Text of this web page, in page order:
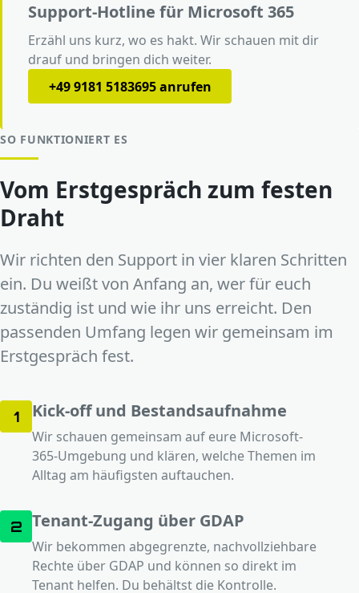
Support-Hotline für Microsoft 365
Erzähl uns kurz, wo es hakt. Wir schauen mit dir
drauf und bringen dich weiter.
+49 9181 5183695 anrufen
SO FUNKTIONIERT ES
Vom Erstgespräch zum festen
Draht
Wir richten den Support in vier klaren Schritten
ein. Du weißt von Anfang an, wer für euch
zuständig ist und wie ihr uns erreicht. Den
passenden Umfang legen wir gemeinsam im
Erstgespräch fest.
1 Kick-off und Bestandsaufnahme
Wir schauen gemeinsam auf eure Microsoft-
365-Umgebung und klären, welche Themen im
Alltag am häufigsten auftauchen.
2 Tenant-Zugang über GDAP
Wir bekommen abgegrenzte, nachvollziehbare
Rechte über GDAP und können so direkt im
Tenant helfen. Du behältst die Kontrolle.